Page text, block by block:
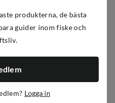
produkterna, de bästa
guider inom fiske och
Logga in